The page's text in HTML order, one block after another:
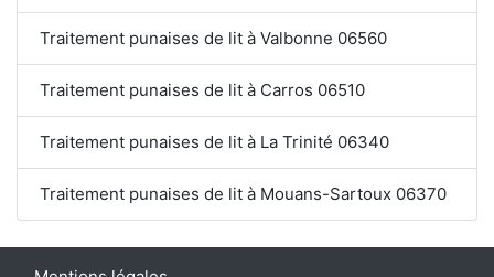
Traitement punaises de lit à Valbonne 06560
Traitement punaises de lit à Carros 06510
Traitement punaises de lit à La Trinité 06340
Traitement punaises de lit à Mouans-Sartoux 06370